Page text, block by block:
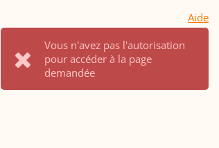
Aide
Vous n'avez pas l'autorisation
pour accéder à la page
demandée